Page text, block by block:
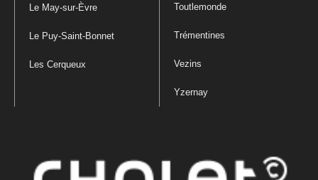
Le May-sur-Èvre
Le Puy-Saint-Bonnet
Les Cerqueux
Toutlemonde
Trémentines
Vezins
Yzernay